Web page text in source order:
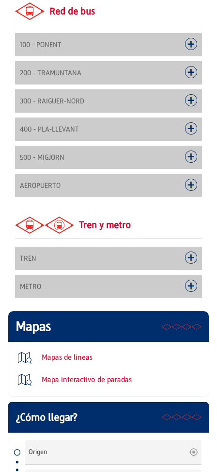
Red de bus
100 - PONENT
200 - TRAMUNTANA
300 - RAIGUER-NORD
400 - PLA-LLEVANT
500 - MIGJORN
AEROPUERTO
Tren y metro
TREN
METRO
Mapas
Mapas de líneas
Mapa interactivo de paradas